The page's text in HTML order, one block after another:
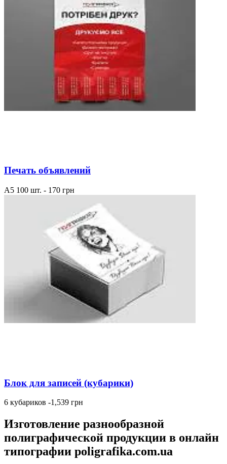
Печать объявлений
А5 100 шт. - 170 грн
Блок для записей (кубарики)
6 кубариков -1,539 грн
Изготовление разнообразной
полиграфической продукции в онлайн
типографии poligrafika.com.ua